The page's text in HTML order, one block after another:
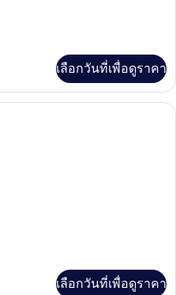
เลือกวันที่เพื่อดูราคา
ห้องสวีท, อ่างน้ำวน | เครื่องนอนระดั
เลือกวันที่เพื่อดูราคา